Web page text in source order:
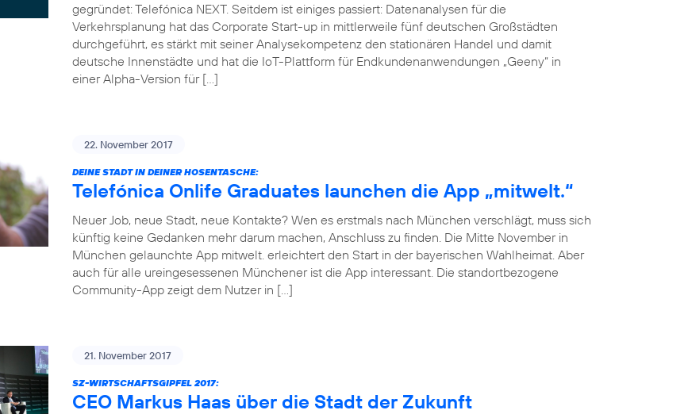
gegründet: Telefónica NEXT. Seitdem ist einiges passiert: Datenanalysen für die
Verkehrsplanung hat das Corporate Start-up in mittlerweile fünf deutschen Großstädten
durchgeführt, es stärkt mit seiner Analysekompetenz den stationären Handel und damit
deutsche Innenstädte und hat die IoT-Plattform für Endkundenanwendungen „Geeny“ in
einer Alpha-Version für […]
22. November 2017
DEINE STADT IN DEINER HOSENTASCHE:
Telefónica Onlife Graduates launchen die App „mitwelt.“
Neuer Job, neue Stadt, neue Kontakte? Wen es erstmals nach München verschlägt, muss sich
künftig keine Gedanken mehr darum machen, Anschluss zu finden. Die Mitte November in
München gelaunchte App mitwelt. erleichtert den Start in der bayerischen Wahlheimat. Aber
auch für alle ureingesessenen Münchener ist die App interessant. Die standortbezogene
Community-App zeigt dem Nutzer in […]
21. November 2017
SZ-WIRTSCHAFTSGIPFEL 2017:
CEO Markus Haas über die Stadt der Zukunft